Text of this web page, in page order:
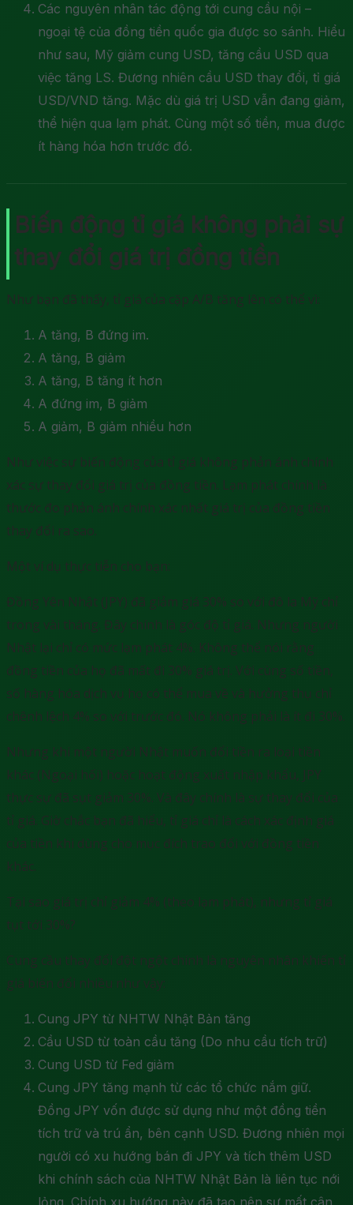
Các nguyên nhân tác động tới cung cầu nội –
ngoại tệ của đồng tiền quốc gia được so sánh. Hiểu
như sau, Mỹ giảm cung USD, tăng cầu USD qua
việc tăng LS. Đương nhiên cầu USD thay đổi, tỉ giá
USD/VND tăng. Mặc dù giá trị USD vẫn đang giảm,
thể hiện qua lạm phát. Cùng một số tiền, mua được
ít hàng hóa hơn trước đó.
Biến động tỉ giá không phải sự
thay đổi giá trị đồng tiền
Như bạn đã thấy, tỉ giá của cặp A/B tăng lên có thể vì:
A tăng, B đứng im.
A tăng, B giảm
A tăng, B tăng ít hơn
A đứng im, B giảm
A giảm, B giảm nhiều hơn
Như việc sự biến động của tỉ giá không phản ánh chính
xác sự thay đổi giá trị của đồng tiền. Lạm phát chính là
thước đo phản ánh chính xác nhất giá trị của đồng tiền
thay đổi ra sao.
Một ví dụ thực tiễn cho bạn:
Đồng Yên Nhật (JPY) đã giảm giá 30% so với đô la Mỹ chỉ
trong vài tháng. Đây chính là góc độ tỉ giá. Nhưng người
Nhật lại chỉ có mức lạm phát 4%. Không thể nói rằng
đồng tiền của họ đã mất đi 30% giá trị. Với cùng số tiền,
số hàng hóa dịch vụ họ có thể mua về và hưởng thụ chỉ
chênh lệch 4% so với trước đó. Nó không phải là ít đi 30%.
Nhưng khi một người Nhật muốn đổi tiền ra loại tiền
khác (Ngoại hối) hoặc hoạt động xuất nhập khẩu, JPY
thực sự đã sụt giảm 30%. Và đây chính là sự thay đổi của
tỉ giá. Giờ chắc bạn đã hiểu, tỉ giá chỉ là cách xác định giá
của tiền khi dùng cho mục đích trao đổi với đồng tiền
khác.
Tại sao giá trị chỉ giảm 4% (theo lạm phát), nhưng tỉ giá
tụt tới 30%?
Cung cầu thay đổi đột ngột chính là nguyên nhân khiến tỉ
giá biến đổi nhiều như vậy:
Cung JPY từ NHTW Nhật Bản tăng
Cầu USD từ toàn cầu tăng (Do nhu cầu tích trữ)
Cung USD từ Fed giảm
Cung JPY tăng mạnh từ các tổ chức nắm giữ.
Đồng JPY vốn được sử dụng như một đồng tiền
tích trữ và trú ẩn, bên cạnh USD. Đương nhiên mọi
người có xu hướng bán đi JPY và tích thêm USD
khi chính sách của NHTW Nhật Bản là liên tục nới